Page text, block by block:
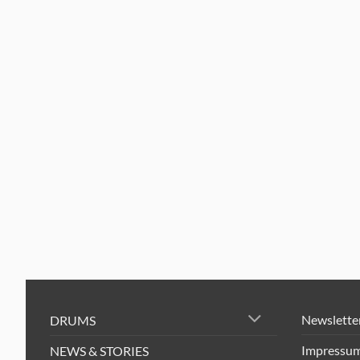
DRUMS
NEWS & STORIES